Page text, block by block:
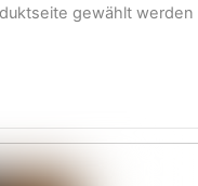
gewählt werden